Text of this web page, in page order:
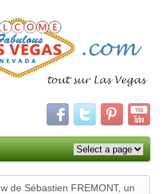
de Sébastien FREMONT, un